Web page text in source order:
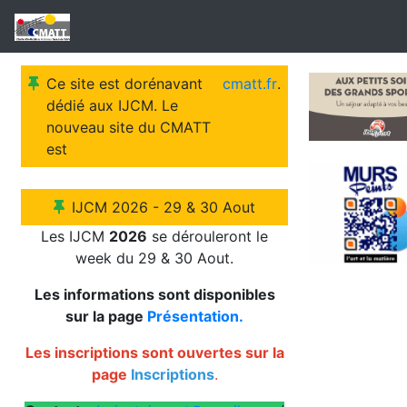
Ce site est dorénavant
dédié aux IJCM. Le
nouveau site du CMATT
est
cmatt.fr.
IJCM 2026 - 29 & 30 Aout
Les IJCM 2026 se dérouleront le
week du 29 & 30 Aout.
Les informations sont disponibles
sur la page Présentation.
Les inscriptions sont ouvertes sur la
page Inscriptions.